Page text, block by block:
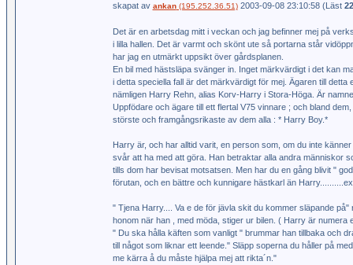
skapat av ankan(195.252.36.51)2003-09-08 23:10:58 (Läst
Det är en arbetsdag mitt i veckan och jag befinner mej på
i lilla hallen. Det är varmt och skönt ute så portarna står
har jag en utmärkt uppsikt över gårdsplanen.
En bil med hästsläpa svänger in. Inget märkvärdigt i det kan
i detta speciella fall är det märkvärdigt för mej. Ägaren till detta
nämligen Harry Rehn, alias Korv-Harry i Stora-Höga. Är
Uppfödare och ägare till ett flertal V75 vinnare ; och bland
störste och framgångsrikaste av dem alla : * Harry Boy.*
Harry är, och har alltid varit, en person som, om du inte känner
svår att ha med att göra. Han betraktar alla andra människor
tills dom har bevisat motsatsen. Men har du en gång blivit "
förutan, och en bättre och kunnigare hästkarl än
" Tjena Harry.... Va e de för jävla skit du kommer släpande på"
honom när han , med möda, stiger ur bilen. ( Harry är numera
" Du ska hålla käften som vanligt " brummar han tillbaka och
till något som liknar ett leende." Släpp soperna du håller på
me kärra å du måste hjälpa mej att rikta´n."